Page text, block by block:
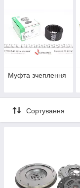
Муфта зчеплення
Сортування